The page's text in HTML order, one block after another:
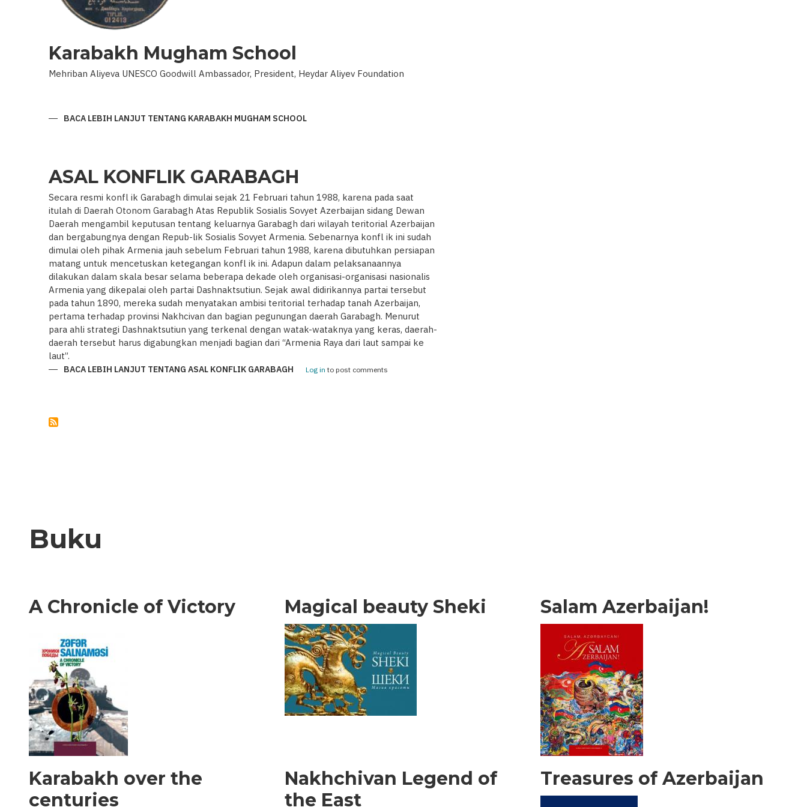
Karabakh Mugham School
Mehriban Aliyeva UNESCO Goodwill Ambassador, President, Heydar Aliyev Foundation
BACA LEBIH LANJUT TENTANG KARABAKH MUGHAM SCHOOL
ASAL KONFLIK GARABAGH
Secara resmi konfl ik Garabagh dimulai sejak 21 Februari tahun 1988, karena pada saat
itulah di Daerah Otonom Garabagh Atas Republik Sosialis Sovyet Azerbaijan sidang Dewan
Daerah mengambil keputusan tentang keluarnya Garabagh dari wilayah teritorial Azerbaijan
dan bergabungnya dengan Repub-lik Sosialis Sovyet Armenia. Sebenarnya konfl ik ini sudah
dimulai oleh pihak Armenia jauh sebelum Februari tahun 1988, karena dibutuhkan persiapan
matang untuk mencetuskan ketegangan konfl ik ini. Adapun dalam pelaksanaannya
dilakukan dalam skala besar selama beberapa dekade oleh organisasi-organisasi nasionalis
Armenia yang dikepalai oleh partai Dashnaktsutiun. Sejak awal didirikannya partai tersebut
pada tahun 1890, mereka sudah menyatakan ambisi teritorial terhadap tanah Azerbaijan,
pertama terhadap provinsi Nakhcivan dan bagian pegunungan daerah Garabagh. Menurut
para ahli strategi Dashnaktsutiun yang terkenal dengan watak-wataknya yang keras, daerah-
daerah tersebut harus digabungkan menjadi bagian dari “Armenia Raya dari laut sampai ke
laut”.
BACA LEBIH LANJUT TENTANG ASAL KONFLIK GARABAGH Log in to post comments
Buku
A Chronicle of Victory Magical beauty Sheki Salam Azerbaijan!
Karabakh over the
centuries
Nakhchivan Legend of
the East
Treasures of Azerbaijan